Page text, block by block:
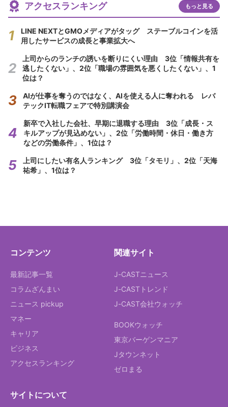
アクセスランキング もっと見る
LINE NEXTとGMOメディアがタッグ ステーブルコインを活
用したサービスの成長と事業拡大へ
上司からのランチの誘いを断りにくい理由 3位「情報共有を
逃したくない」、2位「職場の雰囲気を悪くしたくない」、1
位は？
AIが仕事を奪うのではなく、AIを使える人に奪われる レバ
テックIT転職フェアで特別講演会
新卒で入社した会社、早期に退職する理由 3位「成長・ス
キルアップが見込めない」、2位「労働時間・休日・働き方
などの労働条件」、1位は？
上司にしたい有名人ランキング 3位「タモリ」、2位「天海
祐希」、1位は？
コンテンツ
最新記事一覧
コラムざんまい
ニュース pickup
マネー
キャリア
ビジネス
アクセスランキング
関連サイト
J-CASTニュース
J-CASTトレンド
J-CAST会社ウォッチ
BOOKウォッチ
東京バーゲンマニア
Jタウンネット
ゼロまる
サイトについて